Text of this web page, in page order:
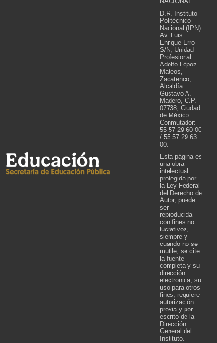
D.R. Instituto
Politécnico
Nacional (IPN).
Av. Luis
Enrique Erro
S/N, Unidad
Profesional
Adolfo López
Mateos,
Zacatenco,
Alcaldía
Gustavo A.
Madero, C.P.
07738, Ciudad
de México.
Conmutador:
55 57 29 60 00
/ 55 57 29 63
00.
Esta página es
una obra
intelectual
protegida por
la Ley Federal
del Derecho de
Autor, puede
ser
reproducida
con fines no
lucrativos,
siempre y
cuando no se
mutile, se cite
la fuente
completa y su
dirección
electrónica; su
uso para otros
fines, requiere
autorización
previa y por
escrito de la
Dirección
General del
Instituto.